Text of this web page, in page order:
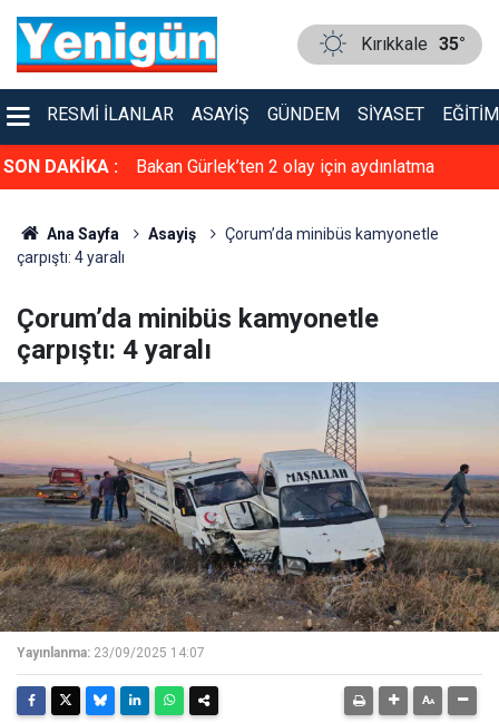
Kırıkkale 35°
RESMI İLANLAR ASAYIŞ GÜNDEM SIYASET EĞITIM
SON DAKİKA :
yasasına Bakan Gürlek’ten 2 olay için aydınlatma
Ana Sayfa Asayiş
Çorum’da minibüs kamyonetle
çarpıştı: 4 yaralı
Çorum’da minibüs kamyonetle
çarpıştı: 4 yaralı
Yayınlanma: 23/09/2025 14:07